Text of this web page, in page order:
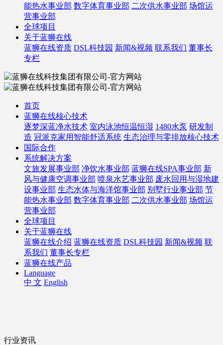
能热水事业部 数字体育事业部 二次供水事业部 场馆运
营事业部
全球项目
关于蓝狮在线
蓝狮在线资质 DSL科技园 新闻&视频 联系我们 董事长
专栏
首页
蓝狮在线核心技术
逐梦深蓝净水技术 室内泳池恒温恒湿 1480水泵 研发制
造 冠派克家用智能舒适系统 生态治理与零排放核心技术
国际合作
系统解决方案
文旅发展事业部 净饮水事业部 蓝狮在线SPA事业部 新
风与健康空调事业部 喷泉水艺事业部 废水回用与湿地建
设事业部 生态水体与海洋馆事业部 别墅行业事业部 节
能热水事业部 数字体育事业部 二次供水事业部 场馆运
营事业部
全球项目
关于蓝狮在线
蓝狮在线介绍 蓝狮在线资质 DSL科技园 新闻&视频 联
系我们 董事长专栏
蓝狮在线产品
Language
中 文 English
行业资讯